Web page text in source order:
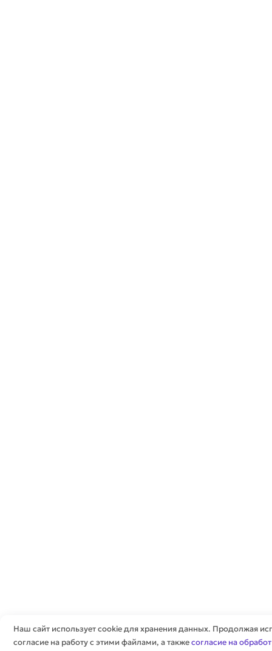
Наш сайт использует cookie для хранения данных. Продолжая
согласие на работу с этими файлами, а такжесогласие на